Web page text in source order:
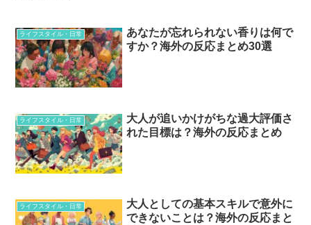
ライフスタイル・日常
あなたが忘れられない香りは何で
すか？海外の反応まとめ30選
ライフスタイル・日常
大人が追いかけがちな過大評価さ
れた目標は？海外の反応まとめ
ライフスタイル・日常
大人としての基本スキルで意外に
できないことは？海外の反応まと